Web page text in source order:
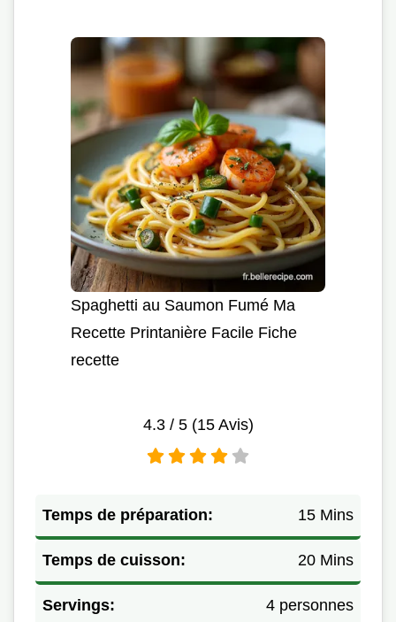
Spaghetti au Saumon Fumé Ma
Recette Printanière Facile Fiche
recette
4.3/ 5 (15Avis)
Temps de préparation: 15 Mins
Temps de cuisson: 20 Mins
Servings: 4 personnes